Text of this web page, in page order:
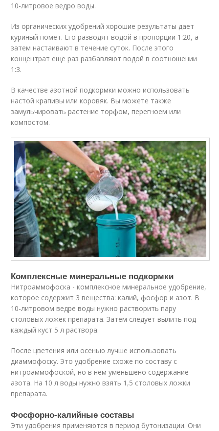
10-литровое ведро воды.
Из органических удобрений хорошие результаты дает
куриный помет. Его разводят водой в пропорции 1:20, а
затем настаивают в течение суток. После этого
концентрат еще раз разбавляют водой в соотношении
1:3.
В качестве азотной подкормки можно использовать
настой крапивы или коровяк. Вы можете также
замульчировать растение торфом, перегноем или
компостом.
Комплексные минеральные подкормки
Нитроаммофоска - комплексное минеральное удобрение,
которое содержит 3 вещества: калий, фосфор и азот. В
10-литровом ведре воды нужно растворить пару
столовых ложек препарата. Затем следует вылить под
каждый куст 5 л раствора.
После цветения или осенью лучше использовать
диаммофоску. Это удобрение схоже по составу с
нитроаммофоской, но в нем уменьшено содержание
азота. На 10 л воды нужно взять 1,5 столовых ложки
препарата.
Фосфорно-калийные составы
Эти удобрения применяются в период бутонизации. Они